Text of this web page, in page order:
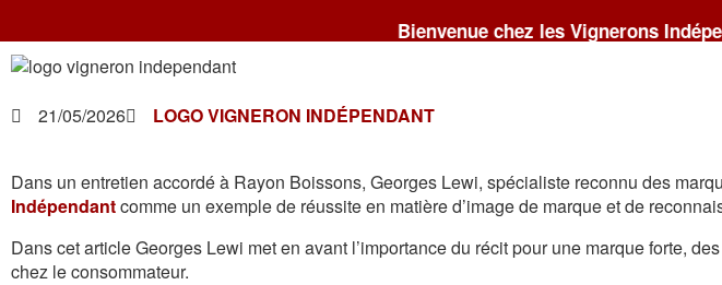
Bienvenue chez les Vignerons Indépendants de
21/05/2026 LOGO VIGNERON INDÉPENDANT
Dans un entretien accordé à Rayon Boissons, Georges Lewi, spécialiste reconnu des
Indépendantcomme un exemple de réussite en matière d’image de marque et de
Dans cet article Georges Lewi met en avant l’importance du récit pour une marque forte,
chez le consommateur.